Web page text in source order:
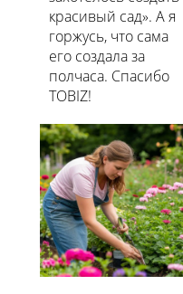
красивый сад». А я
горжусь, что сама
его создала за
полчаса. Спасибо
TOBIZ!